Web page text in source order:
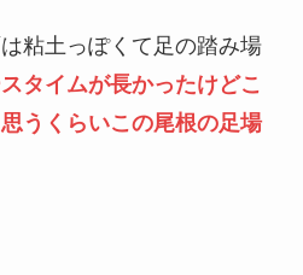
粘土っぽくて足の踏み場
タイムが長かったけどこ
うくらいこの尾根の足場